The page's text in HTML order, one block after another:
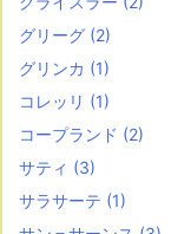
グリーグ (2)
グリンカ (1)
コレッリ (1)
コープランド (2)
サティ (3)
サラサーテ (1)